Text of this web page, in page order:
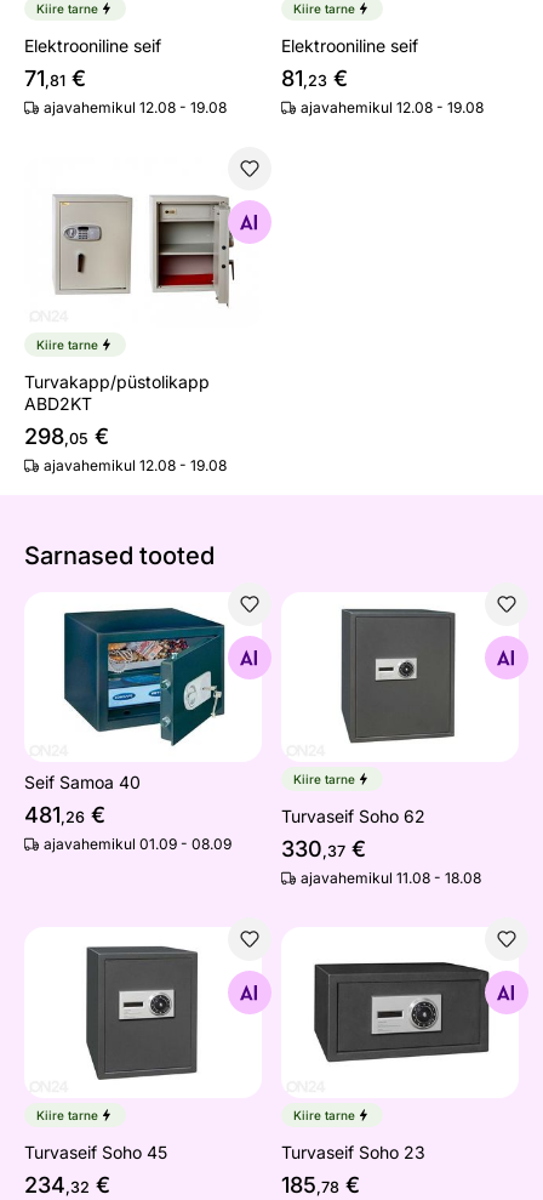
Kiire tarne
Elektrooniline seif
71,81 €
ajavahemikul 12.08 - 19.08
Kiire tarne
Elektrooniline seif
81,23 €
ajavahemikul 12.08 - 19.08
Turvakapp/püstolikapp ABD2KT
Otsi sarnaseid
Kiire tarne
Turvakapp/püstolikapp
ABD2KT
298,05 €
ajavahemikul 12.08 - 19.08
Sarnased tooted
Seif Samoa 40
Otsi sarnaseid
Seif Samoa 40
481,26 €
ajavahemikul 01.09 - 08.09
Otsi sarnaseid
Kiire tarne
Turvaseif Soho 62
330,37 €
ajavahemikul 11.08 - 18.08
Turvaseif Soho 45
Otsi sarnaseid
Kiire tarne
Turvaseif Soho 45
234,32 €
Turvaseif Soho 23
Otsi sarnaseid
Kiire tarne
Turvaseif Soho 23
185,78 €